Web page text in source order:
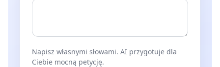
Napisz własnymi słowami. AI przygotuje dla
Ciebie mocną petycję.